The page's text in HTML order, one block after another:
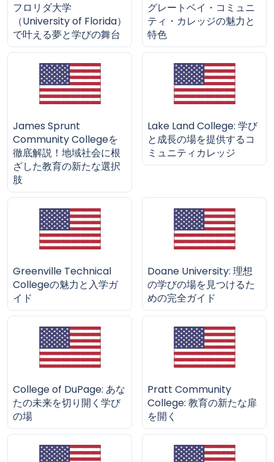
フロリダ大学
（University of Florida）
で叶える夢と学びの舞台
グレートベイ・コミュニ
ティ・カレッジの魅力と
特色
James Sprunt
Community Collegeを
徹底解説！地域社会に根
ざした教育の新たな選択
肢
Lake Land College: 学び
と成長の場を提供するコ
ミュニティカレッジ
Greenville Technical
Collegeの魅力と入学ガ
イド
Doane University: 理想
の学びの場を見つけるた
めの完全ガイド
College of DuPage: あな
たの未来を切り開く学び
の場
Pratt Community
College: 教育の新たな扉
を開く